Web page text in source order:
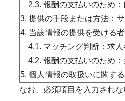
2.3. 報酬の支払いのため：
3. 提供の手段または方法：
4. 当該情報の提供を受ける
4.1. マッチング判断：求人
4.2. 報酬の支払いのため：
5. 個人情報の取扱いに関す
なお、必須項目を入力され